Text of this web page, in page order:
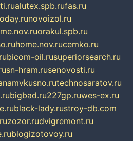
alutex.spb.rufas.ru
novoizol.ru
orakul.spb.ru
home.nov.rucemko.ru
bicom-oil.rusuperiorsearch.ru
sn-hram.rusenovosti.ru
technosaratov.ru
bigbad.ru227gp.ruwes-ex.ru
black-lady.rustroy-db.com
zozor.rudvigremont.ru
blogizotovoy.ru